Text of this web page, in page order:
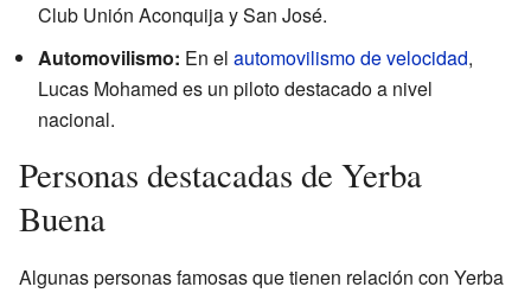
Club Unión Aconquija y San José.
Automovilismo: En el automovilismo de velocidad,
Lucas Mohamed es un piloto destacado a nivel
nacional.
Personas destacadas de Yerba
Buena
Algunas personas famosas que tienen relación con Yerba